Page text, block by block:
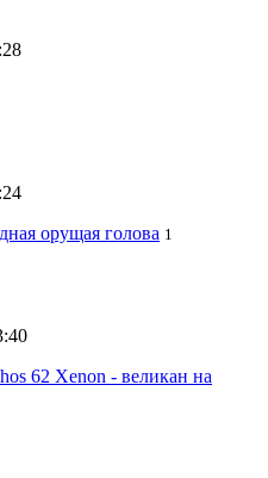
орущая голова 1
62 Xenon - великан на